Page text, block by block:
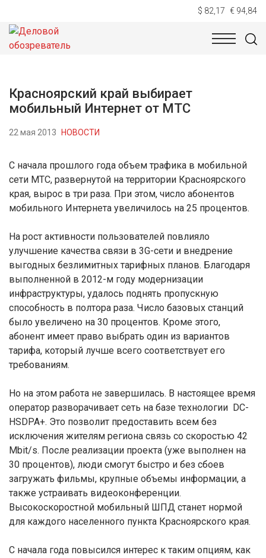
$ 82,17 € 94,84
НОВОСТИ
Красноярский край выбирает
мобильный Интернет от MTC
22 мая 2013 НОВОСТИ
С начала прошлого года объем трафика в мобильной
сети MTC, развернутой на территории Красноярского
края, вырос в три раза. При этом, число абонентов
мобильного Интернета увеличилось на 25 процентов.
На рост активности пользователей повлияло
улучшение качества связи в 3G-сети и внедрение
выгодных безлимитных тарифных планов. Благодаря
выполненной в 2012-м году модернизации
инфраструктуры, удалось поднять пропускную
способность в полтора раза. Число базовых станций
было увеличено на 30 процентов. Кроме этого,
абонент имеет право выбрать один из вариантов
тарифа, который лучше всего соответствует его
требованиям.
Но на этом работа не завершилась. В настоящее время
оператор разворачивает сеть на базе технологии DC-
HSDPA+. Это позволит предоставить всем без
исключения жителям региона связь со скоростью 42
Mbit/s. После реализации проекта (уже выполнен на
30 процентов), люди смогут быстро и без сбоев
загружать фильмы, крупные объемы информации, а
также устраивать видеоконференции.
Высокоскоростной мобильный ШПД станет нормой
для каждого населенного пункта Красноярского края.
С начала года повысился интерес к таким опциям, как